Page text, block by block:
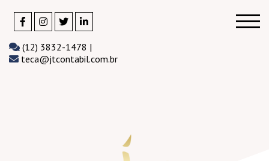
(12) 3832-1478 |
teca@jtcontabil.com.br